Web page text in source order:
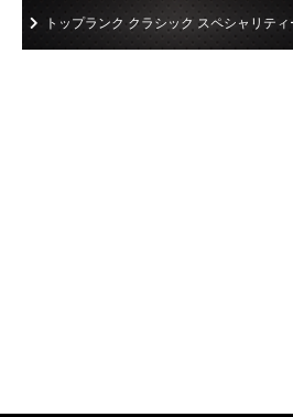
トップランク クラシック スペシャリティ